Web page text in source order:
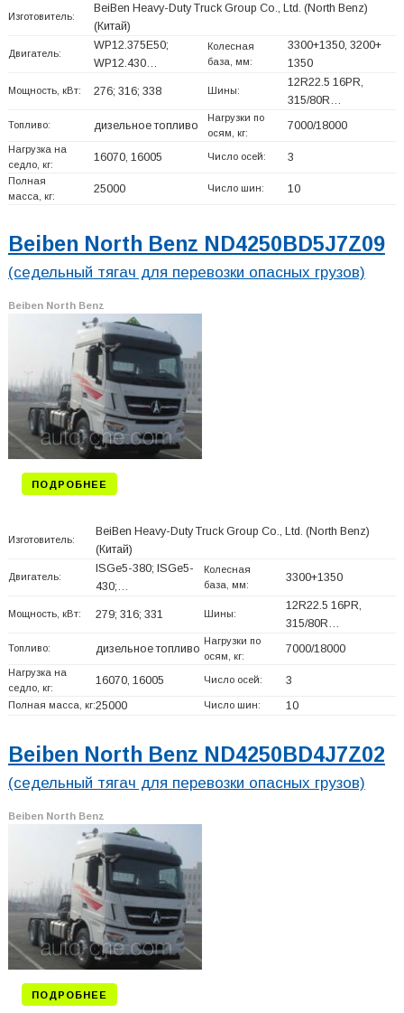
Изготовитель:
BeiBen Heavy-Duty Truck Group Co., Ltd. (North Benz)
(Китай)
Двигатель:
WP12.375E50;
WP12.430…
Колесная
база, мм:
3300+1350, 3200+
1350
Мощность, кВт: 276; 316; 338 Шины:
12R22.5 16PR,
315/80R…
Топливо: дизельное топливо
Нагрузки по
осям, кг:
7000/18000
Нагрузка на
седло, кг:
16070, 16005 Число осей: 3
Полная
масса, кг:
25000 Число шин: 10
Beiben North Benz ND4250BD5J7Z09
(седельный тягач для перевозки опасных грузов)
Beiben North Benz
ПОДРОБНЕЕ
Изготовитель:
BeiBen Heavy-Duty Truck Group Co., Ltd. (North Benz)
(Китай)
Двигатель:
ISGe5-380; ISGe5-
430;…
Колесная
база, мм:
3300+1350
Мощность, кВт: 279; 316; 331 Шины:
12R22.5 16PR,
315/80R…
Топливо: дизельное топливо
Нагрузки по
осям, кг:
7000/18000
Нагрузка на
седло, кг:
16070, 16005 Число осей: 3
Полная масса, кг:25000 Число шин: 10
Beiben North Benz ND4250BD4J7Z02
(седельный тягач для перевозки опасных грузов)
Beiben North Benz
ПОДРОБНЕЕ